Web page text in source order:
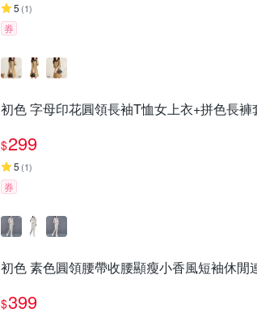
5 (1)
券
初色 字母印花圓領長袖T恤女上衣+拼色長
$299
5 (1)
券
初色 素色圓領腰帶收腰顯瘦小香風短袖休
$399